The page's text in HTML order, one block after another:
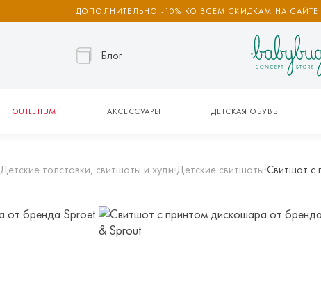
ДОПОЛНИТЕЛЬНО -10% КО ВСЕМ СКИДКАМ НА САЙТЕ
Блог
OUTLETIUM АКСЕССУАРЫ ДЕТСКАЯ ОБУВЬ
Детские толстовки, свитшоты и худи Детские свитшоты Свитшот с